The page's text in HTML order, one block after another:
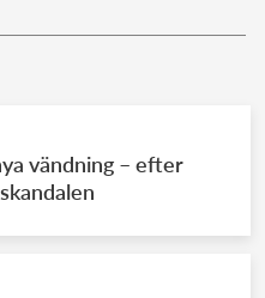
vändning – efter